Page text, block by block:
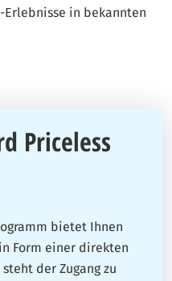
in bekannten
Priceless
bietet Ihnen
in Form einer direkten
der Zugang zu